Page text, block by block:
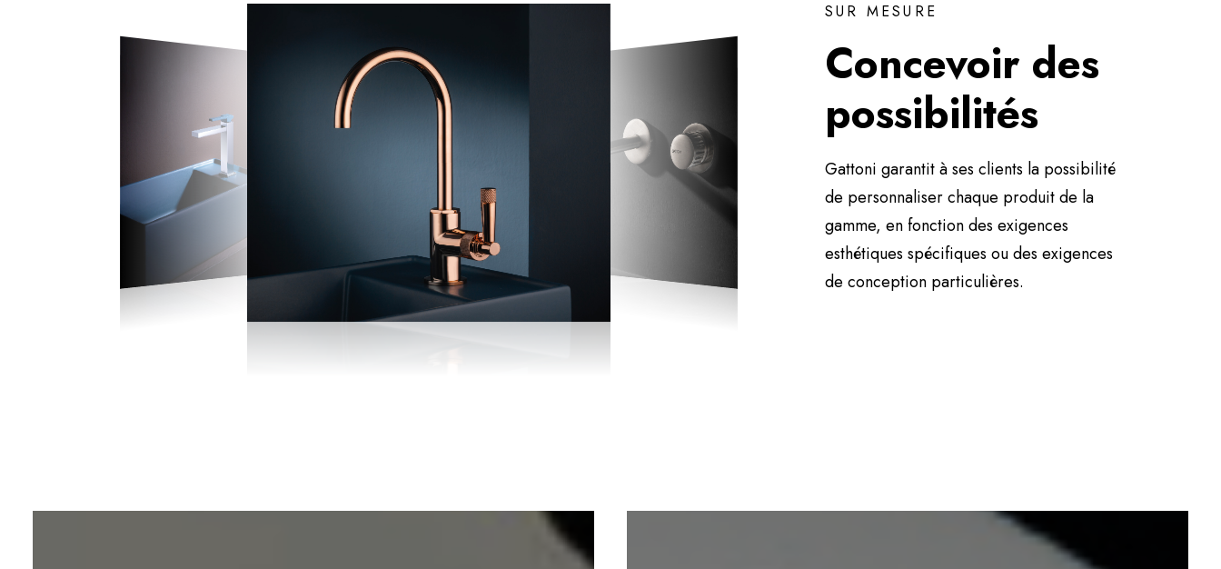
SUR MESURE
Concevoir des
possibilités
Gattoni garantit à ses clients la possibilité
de personnaliser chaque produit de la
gamme, en fonction des exigences
esthétiques spécifiques ou des exigences
de conception particulières.